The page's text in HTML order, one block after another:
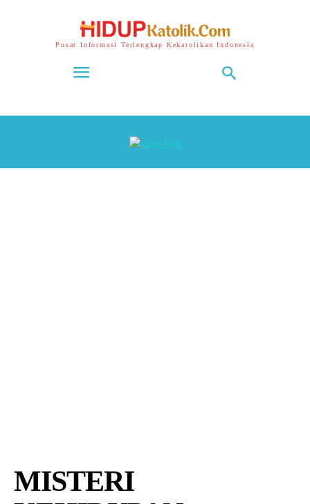
Pusat Informasi Terlengkap Kekatolikan Indonesia
MISTERI